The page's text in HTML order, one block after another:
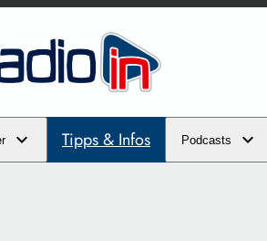
Tipps & Infos Podcasts